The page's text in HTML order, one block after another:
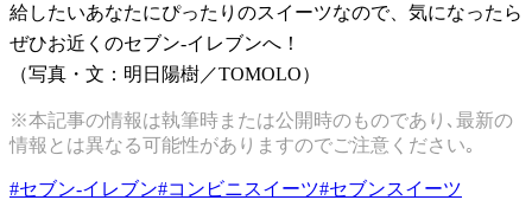
給したいあなたにぴったりのスイーツなので、気になったら
ぜひお近くのセブン-イレブンへ！
（写真・文：明日陽樹／TOMOLO）
※本記事の情報は執筆時または公開時のものであり､最新の
情報とは異なる可能性がありますのでご注意ください｡
#セブン-イレブン#コンビニスイーツ#セブンスイーツ